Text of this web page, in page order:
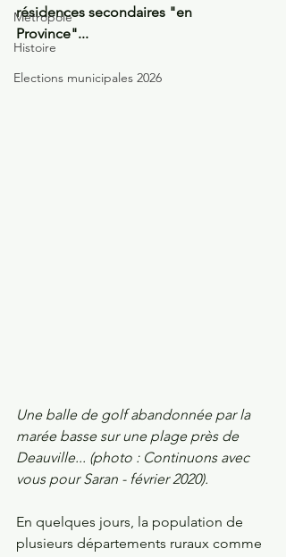
Métropole
Histoire
Elections municipales 2026
résidences secondaires "en
Province"...
Une balle de golf abandonnée par la
marée basse sur une plage près de
Deauville... (photo : Continuons avec
vous pour Saran - février 2020).
En quelques jours, la population de
plusieurs départements ruraux comme